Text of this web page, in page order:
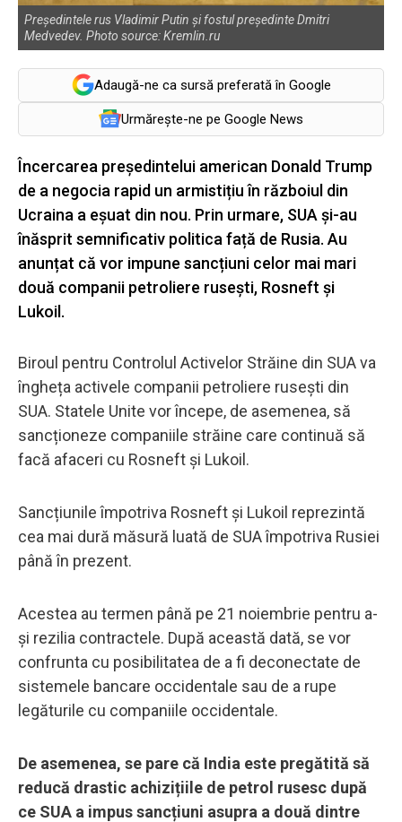
Președintele rus Vladimir Putin și fostul președinte Dmitri
Medvedev. Photo source: Kremlin.ru
Adaugă-ne ca sursă preferată în Google
Urmărește-ne pe Google News
Încercarea președintelui american Donald Trump
de a negocia rapid un armistițiu în războiul din
Ucraina a eșuat din nou. Prin urmare, SUA și-au
înăsprit semnificativ politica față de Rusia. Au
anunțat că vor impune sancțiuni celor mai mari
două companii petroliere rusești, Rosneft și
Lukoil.
Biroul pentru Controlul Activelor Străine din SUA va
îngheța activele companii petroliere rusești din
SUA. Statele Unite vor începe, de asemenea, să
sancționeze companiile străine care continuă să
facă afaceri cu Rosneft și Lukoil.
Sancțiunile împotriva Rosneft și Lukoil reprezintă
cea mai dură măsură luată de SUA împotriva Rusiei
până în prezent.
Acestea au termen până pe 21 noiembrie pentru a-
și rezilia contractele. După această dată, se vor
confrunta cu posibilitatea de a fi deconectate de
sistemele bancare occidentale sau de a rupe
legăturile cu companiile occidentale.
De asemenea, se pare că India este pregătită să
reducă drastic achizițiile de petrol rusesc după
ce SUA a impus sancțiuni asupra a două dintre